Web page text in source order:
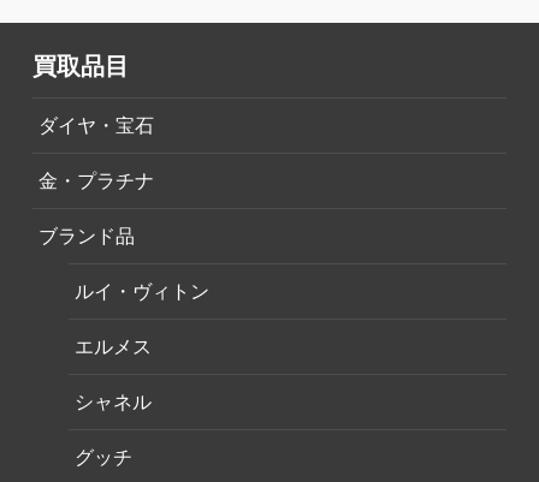
買取品目
ダイヤ・宝石
金・プラチナ
ブランド品
ルイ・ヴィトン
エルメス
シャネル
グッチ